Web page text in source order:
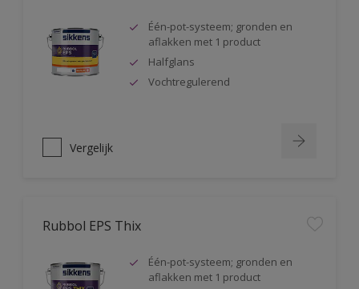
Één-pot-systeem; gronden en
aflakken met 1 product
Halfglans
Vochtregulerend
Vergelijk
Rubbol EPS Thix
Één-pot-systeem; gronden en
aflakken met 1 product